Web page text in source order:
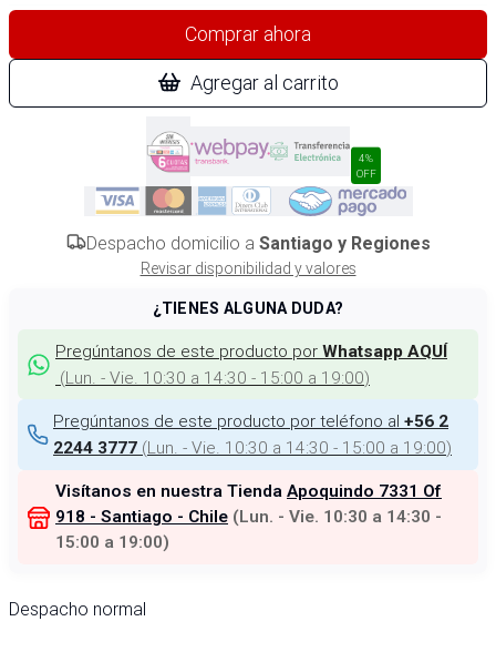
Comprar ahora
Agregar al carrito
4%
OFF
Despacho domicilio a Santiago y Regiones
Revisar disponibilidad y valores
¿TIENES ALGUNA DUDA?
Pregúntanos de este producto por Whatsapp AQUÍ
(Lun. - Vie. 10:30 a 14:30 - 15:00 a 19:00)
Pregúntanos de este producto por teléfono al +56 2
2244 3777 (Lun. - Vie. 10:30 a 14:30 - 15:00 a 19:00)
Visítanos en nuestra Tienda Apoquindo 7331 Of
918 - Santiago - Chile (Lun. - Vie. 10:30 a 14:30 -
15:00 a 19:00)
Despacho normal